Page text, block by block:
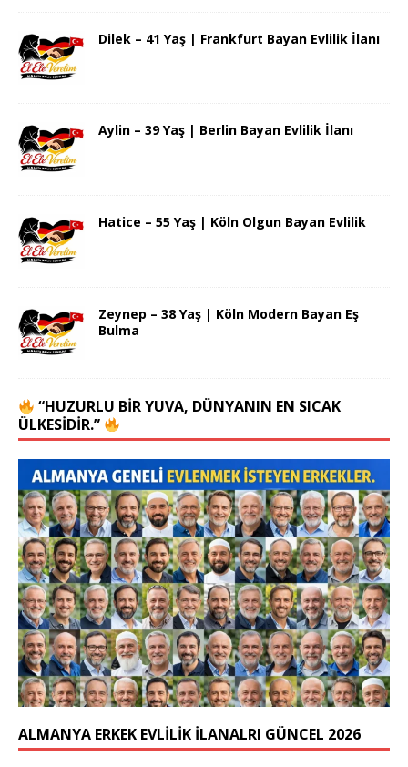
Dilek – 41 Yaş | Frankfurt Bayan Evlilik İlanı
Aylin – 39 Yaş | Berlin Bayan Evlilik İlanı
Hatice – 55 Yaş | Köln Olgun Bayan Evlilik
Zeynep – 38 Yaş | Köln Modern Bayan Eş
Bulma
“HUZURLU BIR YUVA, DÜNYANIN EN SICAK
ÜLKESIDIR.”
ALMANYA ERKEK EVLİLİK İLANALRI GÜNCEL 2026